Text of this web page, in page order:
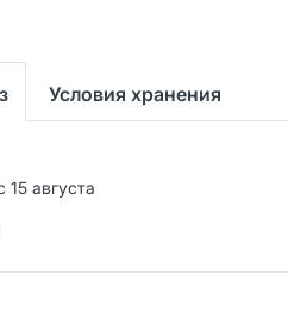
Условия хранения
15 августа